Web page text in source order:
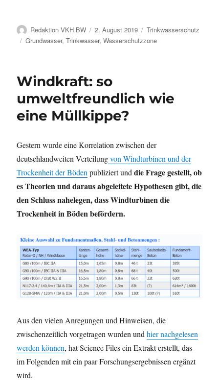
Autor
Redaktion VKH BW
Veröffentlicht
am
2. August 2019 Kategorien
Trinkwasserschutz
Schlagwörter
Grundwasser,Trinkwasser,Wasserschutzzone
Windkraft: so
umweltfreundlich wie
eine Müllkippe?
Gestern wurde eine Korrelation zwischen der
deutschlandweiten Verteilungvon Windturbinen und der
Trockenheit der Böden publiziert unddie Frage gestellt, ob
es Theorien und daraus abgeleitete Hypothesen gibt, die
den Schluss nahelegen, dass Windturbinen die
Trockenheit in Böden befördern.
Aus den vielen Anregungen und Hinweisen, die
zwischenzeitlich vorgetragen wurden undhier nachgelesen
werden können, hat Science Files ein Extrakt erstellt, das
im Folgenden mit ein paar Forschungsergebnissen ergänzt
wird.